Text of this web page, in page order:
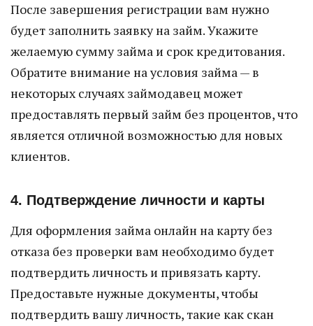
После завершения регистрации вам нужно
будет заполнить заявку на займ. Укажите
желаемую сумму займа и срок кредитования.
Обратите внимание на условия займа — в
некоторых случаях займодавец может
предоставлять первый займ без процентов, что
является отличной возможностью для новых
клиентов.
4. Подтверждение личности и карты
Для оформления займа онлайн на карту без
отказа без проверки вам необходимо будет
подтвердить личность и привязать карту.
Предоставьте нужные документы, чтобы
подтвердить вашу личность, такие как скан